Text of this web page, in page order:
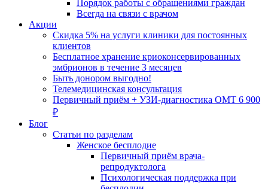
Порядок работы с обращениями граждан
Всегда на связи с врачом
Акции
Скидка 5% на услуги клиники для постоянных
клиентов
Бесплатное хранение криоконсервированных
эмбрионов в течение 3 месяцев
Быть донором выгодно!
Телемедицинская консультация
Первичный приём + УЗИ-диагностика ОМТ 6 900
₽
Блог
Статьи по разделам
Женское бесплодие
Первичный приём врача-
репродуктолога
Психологическая поддержка при